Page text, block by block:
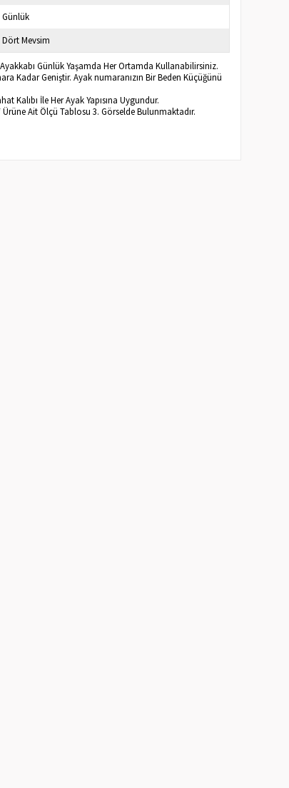
Günlük
Dört Mevsim
Günlük Yaşamda Her Ortamda Kullanabilirsiniz.
Kadar Geniştir. Ayak numaranızın Bir Beden Küçüğünü
Kalıbı İle Her Ayak Yapısına Uygundur.
Ait Ölçü Tablosu 3. Görselde Bulunmaktadır.